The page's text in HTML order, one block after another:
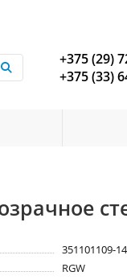
+375 (29)
+375 (33)
351101109-14
RGW